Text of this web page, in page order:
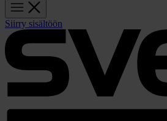
Siirry sisältöön